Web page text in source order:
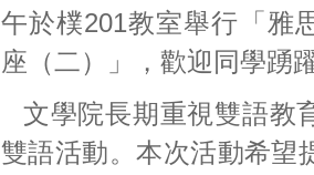
午於樸201教室舉行「雅
座（二）」，歡迎同學踴
文學院長期重視雙語教
雙語活動。本次活動希望